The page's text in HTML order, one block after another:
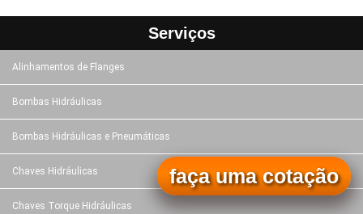
Serviços
Alinhamentos de Flanges
Bombas Hidráulicas
Bombas Hidráulicas e Pneumáticas
Chaves Hidráulicas
Chaves Torque Hidráulicas
faça uma cotação